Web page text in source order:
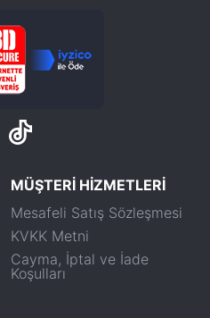
MÜŞTERİ HİZMETLERİ
Mesafeli Satış Sözleşmesi
KVKK Metni
Cayma, İptal ve İade
Koşulları